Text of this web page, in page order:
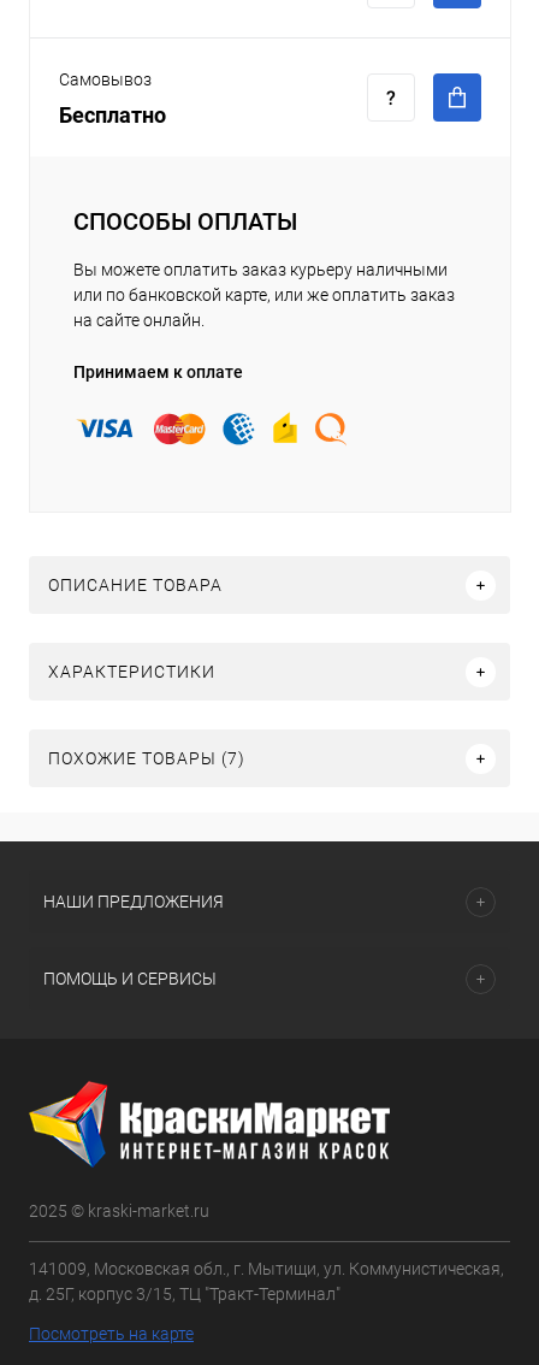
Самовывоз
Бесплатно
СПОСОБЫ ОПЛАТЫ
Вы можете оплатить заказ курьеру наличными
или по банковской карте, или же оплатить заказ
на сайте онлайн.
Принимаем к оплате
ОПИСАНИЕ ТОВАРА
ХАРАКТЕРИСТИКИ
ПОХОЖИЕ ТОВАРЫ (7)
НАШИ ПРЕДЛОЖЕНИЯ
ПОМОЩЬ И СЕРВИСЫ
2025 © kraski-market.ru
141009, Московская обл., г. Мытищи, ул. Коммунистическая,
д. 25Г, корпус 3/15, ТЦ "Тракт-Терминал"
Посмотреть на карте